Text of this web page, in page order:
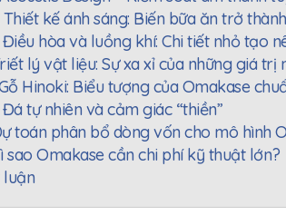
Thiết kế ánh sáng: Biến bữa ăn trở
Điều hòa và luồng khí: Chi tiết nhỏ tạo
lý vật liệu: Sự xa xỉ của những giá trị
Gỗ Hinoki: Biểu tượng của Omakase
Đá tự nhiên và cảm giác “thiền”
toán phân bổ dòng vốn cho mô hình
sao Omakase cần chi phí kỹ thuật lớn?
luận